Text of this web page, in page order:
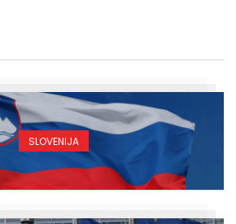
SLOVENIJA